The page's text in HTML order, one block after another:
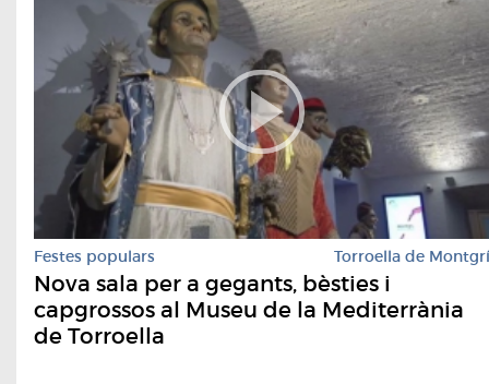
Festes populars Torroella de Montgrí
Nova sala per a gegants, bèsties i
capgrossos al Museu de la Mediterrània
de Torroella